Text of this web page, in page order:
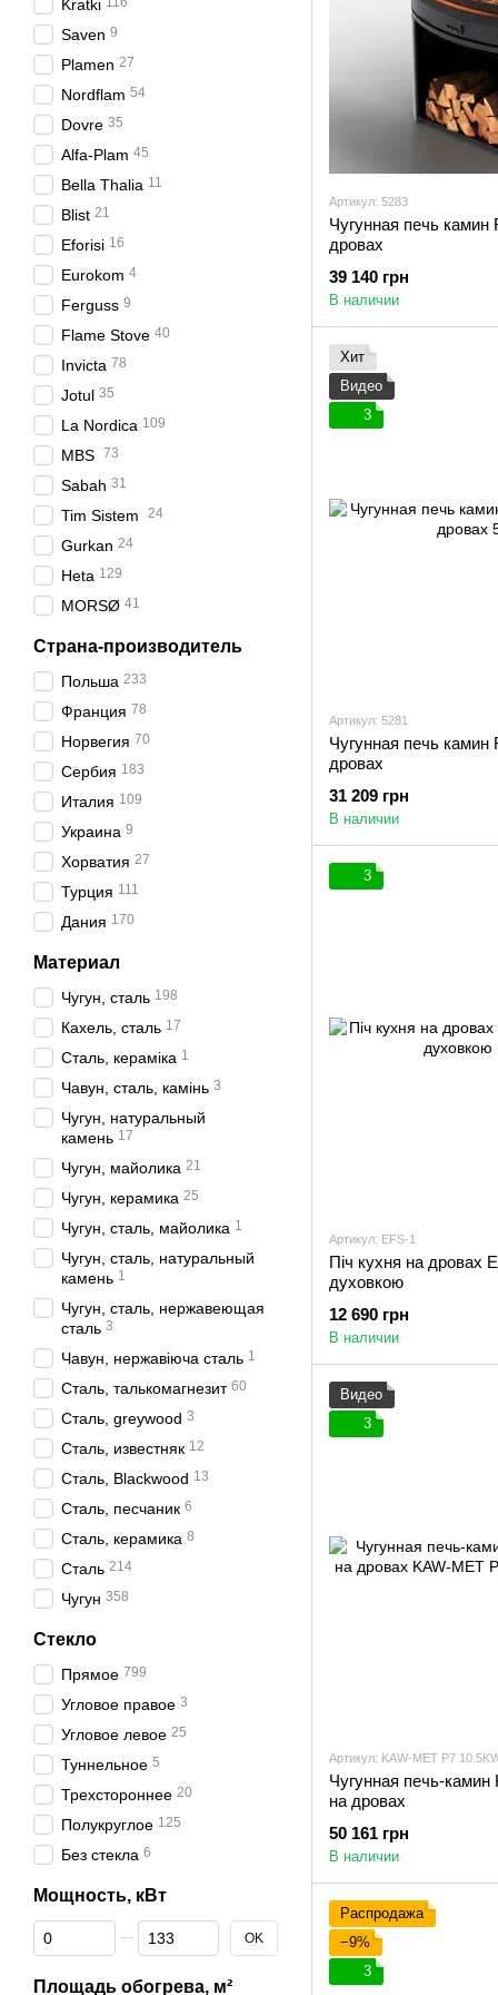
Артикул: 5283
Чугунная печь камин
дровах
39 140 грн
В наличии
Хит
Видео
3
Артикул: 5281
Чугунная печь
дровах
31 209 грн
В наличии
3
Артикул: EFS-1
Піч кухня на дровах
духовкою
12 690 грн
В наличии
Видео
3
Артикул: KAW-MET P7
Чугунная печь-
на дровах
50 161 грн
В наличии
Распродажа
−9%
3
Kratki
Saven 9
Plamen 27
Nordflam 54
Dovre 35
Alfa-Plam 45
Bella Thalia 11
Blist 21
Eforisi 16
Eurokom 4
Ferguss 9
Flame Stove 40
Invicta 78
Jotul 35
La Nordica 109
MBS 73
Sabah 31
Tim Sistem 24
Gurkan 24
Heta 129
MORSØ 41
Страна-производитель
Польша 233
Франция 78
Норвегия 70
Сербия 183
Италия 109
Украина 9
Хорватия 27
Турция 111
Дания 170
Материал
Чугун, сталь 198
Кахель, сталь 17
Сталь, кераміка 1
Чавун, сталь, камінь 3
Чугун, натуральный
камень 17
Чугун, майолика 21
Чугун, керамика 25
Чугун, сталь, майолика 1
Чугун, сталь, натуральный
камень 1
Чугун, сталь, нержавеющая
сталь 3
Чавун, нержавіюча сталь 1
Сталь, талькомагнезит 60
Сталь, greywood 3
Сталь, известняк 12
Сталь, Blackwood 13
Сталь, песчаник 6
Сталь, керамика 8
Сталь 214
Чугун 358
Стекло
Прямое 799
Угловое правое 3
Угловое левое 25
Туннельное 5
Трехстороннее 20
Полукруглое 125
Без стекла 6
Мощность, кВт
От Мощность, кВт
До Мощность, кВт OK
Площадь обогрева, м²